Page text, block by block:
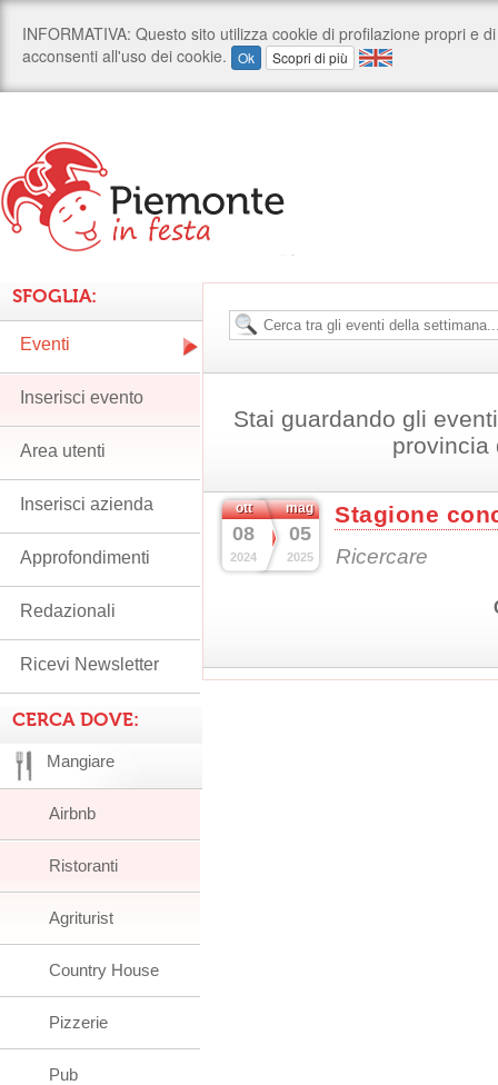
Stai guardando gli
provincia
ott
08
2024
mag
05
2025
Stagione
Ricercare
SFOGLIA:
Eventi
Inserisci evento
Area utenti
Inserisci azienda
Approfondimenti
Redazionali
Ricevi Newsletter
CERCA DOVE:
Mangiare
Airbnb
Ristoranti
Agriturist
Country House
Pizzerie
Pub